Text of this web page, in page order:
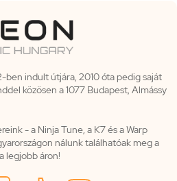
indult útjára, 2010 óta pedig saját
közösen a 1077 Budapest, Almássy
- a Ninja Tune, a K7 és a Warp
nálunk találhatóak meg a
legjobb áron!